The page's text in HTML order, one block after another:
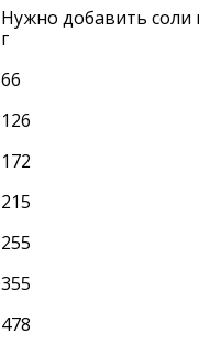
Нужно добавить соли
г
66
126
172
215
255
355
478